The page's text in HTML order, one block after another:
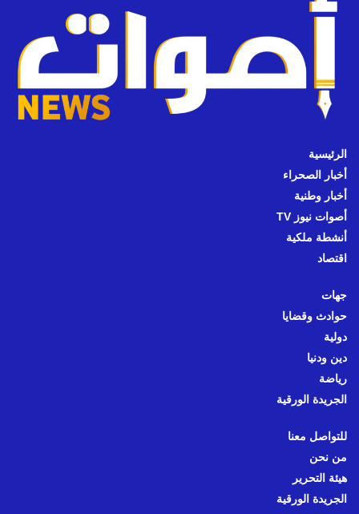
الرئيسية
أخبار الصحراء
أخبار وطنية
أصوات نيوز TV
أنشطة ملكية
اقتصاد
جهات
حوادث وقضايا
دولية
دين ودنيا
رياضة
الجريدة الورقية
للتواصل معنا
من نحن
هيئة التحرير
الجريدة الورقية